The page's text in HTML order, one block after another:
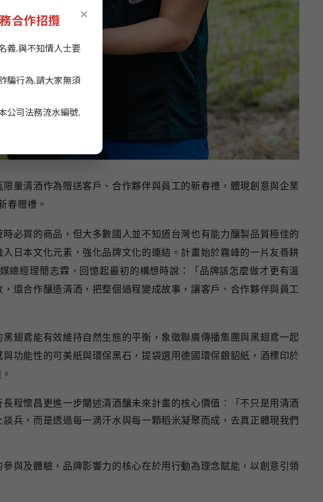
量清酒作為贈送客戶、合作夥伴與員工的新春禮，體現創意與企業
春贈禮。
必買的商品，但大多數國人並不知道台灣也有能力釀製品質極佳的
日本文化元素，強化品牌文化的連結。計畫始於霧峰的一片友善耕
總經理簡志霖，回憶起最初的構想時說：「品牌該怎麼做才更有溫
還合作釀造清酒，把整個過程變成故事，讓客戶、合作夥伴與員工
翅鳶能有效維持自然生態的平衡，象徵聯廣傳播集團與黑翅鳶一起
功能性的可美紙與環保黑石，提袋選用德國環保銀貂紙，酒標印於
程懷昌更進一步闡述清酒釀未來計畫的核心價值：「不只是用清酒
兵，而是透過每一滴汗水與每一顆稻米凝聚而成，去真正體現我們
與及體驗，品牌影響力的核心在於用行動為理念賦能，以創意引領
×
合作招攬
義,與不知情人士要
騙行為,請大家無須
公司法務流水編號,